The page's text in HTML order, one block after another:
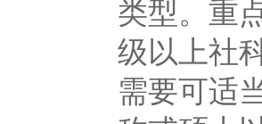
类型。重
级以上社
需要可适